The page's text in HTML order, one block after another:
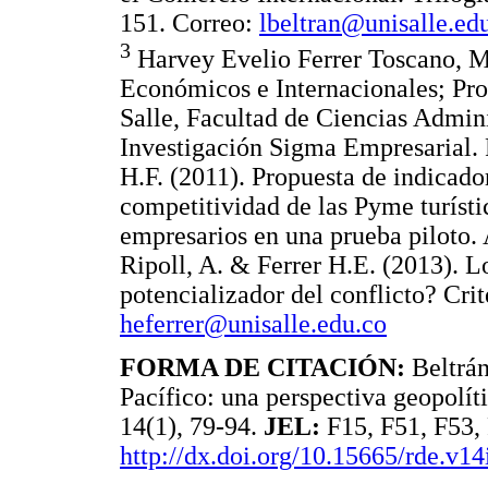
151. Correo:
3 Harvey Evelio Ferrer Toscano,
Económicos e Internacionales;
Salle, Facultad de Ciencias
Investigación Sigma
H.F. (2011). Propuesta de
competitividad de las Pyme
empresarios en una prueba
Ripoll, A. & Ferrer H.E. (2013).
potencializador del conflicto?
heferrer@unisalle.edu.co
FORMA DE CITACIÓN:
Pacífico: una perspectiva
14(1), 79-94. JEL: F15, F51,
http://dx.doi.org/10.15665/